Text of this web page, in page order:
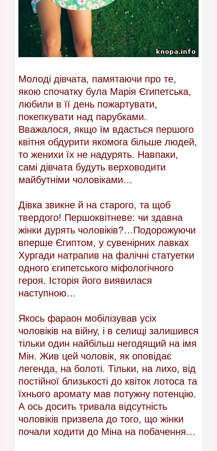
Молоді дівчата, памятаючи про те,
якою спочатку була Марія Єгипетська,
любили в її день пожартувати,
покепкувати над парубками.
Вважалося, якщо їм вдасться першого
квітня обдурити якомога більше людей,
то женихи їх не надурять. Навпаки,
самі дівчата будуть верховодити
майбутніми чоловіками…
Дівка звикне й на старого, та щоб
твердого! Першоквітневе: чи здавна
жінки дурять чоловіків?…Подорожуючи
вперше Єгиптом, у сувенірних лавках
Хургади натрапив на фалічні статуетки
одного єгипетського міфологічного
героя. Історія його виявилася
наступною…
Якось фараон мобілізував усіх
чоловіків на війну, і в селищі залишився
тільки один найбільш негодящий на імя
Мін. Жив цей чоловік, як оповідає
легенда, на болоті. Тільки, на лихо, від
постійної близькості до квіток лотоса та
їхнього аромату мав потужну потенцію.
А ось досить тривала відсутність
чоловіків призвела до того, що жінки
почали ходити до Міна на побачення…